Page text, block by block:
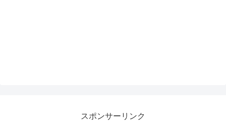
スポンサーリンク